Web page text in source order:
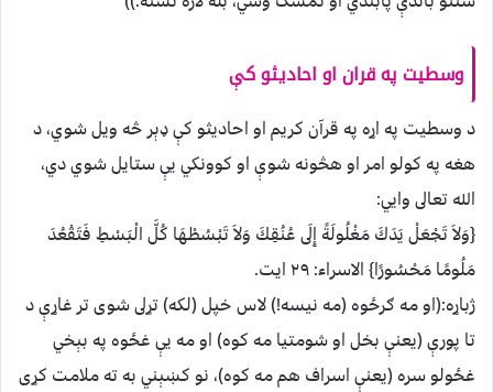
وسطيت په قران او احاديثو كې
د وسطيت په اړه په قرآن کريم او احاديثو کې ډېر څه ويل شوي، د
هغه په کولو امر او هڅونه شوې او کوونکي يې ستايل شوي دي،
الله تعالى وايي:
{وَلاَ تَجْعَلْ يَدَكَ مَغْلُولَةً إِلَى عُنُقِكَ وَلاَ تَبْسُطْهَا كُلَّ الْبَسْطِ فَتَقْعُدَ
مَلُومًا مَحْسُورًا} الاسراء: ۲۹ ايت.
ژباړه:(او مه ګرځوه (مه نيسه!) لاس خپل (لكه) تړلى شوى تر غاړې د
تا پورې (يعنې بخل او شومتيا مه كوه) او مه يې غځوه په بېخي
غځولو سره (يعنې اسراف هم مه كوه)، نو كښېني به ته ملامت كړى